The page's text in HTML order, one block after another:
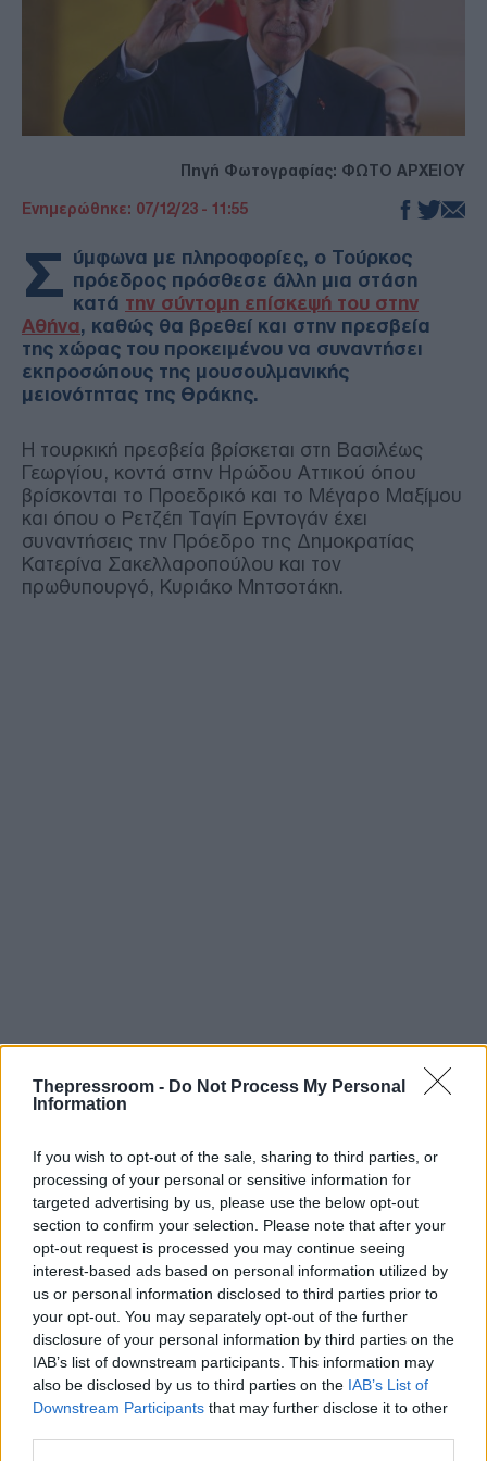
Thepressroom - Do Not Process My Personal
Information
If you wish to opt-out of the sale, sharing to third parties, or
processing of your personal or sensitive information for
targeted advertising by us, please use the below opt-out
section to confirm your selection. Please note that after your
opt-out request is processed you may continue seeing
interest-based ads based on personal information utilized by
us or personal information disclosed to third parties prior to
your opt-out. You may separately opt-out of the further
disclosure of your personal information by third parties on the
IAB’s list of downstream participants. This information may
also be disclosed by us to third parties on the IAB’s List of
Downstream Participants that may further disclose it to other
Πηγή Φωτογραφίας: ΦΩΤΟ ΑΡΧΕΙΟΥ
Ενημερώθηκε: 07/12/23 - 11:55
Σ ύμφωνα με πληροφορίες, ο Τούρκος
πρόεδρος πρόσθεσε άλλη μια στάση
κατά την σύντομη επίσκεψή του στην
Αθήνα, καθώς θα βρεθεί και στην πρεσβεία
της χώρας του προκειμένου να συναντήσει
εκπροσώπους της μουσουλμανικής
μειονότητας της Θράκης.
Η τουρκική πρεσβεία βρίσκεται στη Βασιλέως
Γεωργίου, κοντά στην Ηρώδου Αττικού όπου
βρίσκονται το Προεδρικό και το Μέγαρο Μαξίμου
και όπου ο Ρετζέπ Ταγίπ Ερντογάν έχει
συναντήσεις την Πρόεδρο της Δημοκρατίας
Κατερίνα Σακελλαροπούλου και τον
πρωθυπουργό, Κυριάκο Μητσοτάκη.